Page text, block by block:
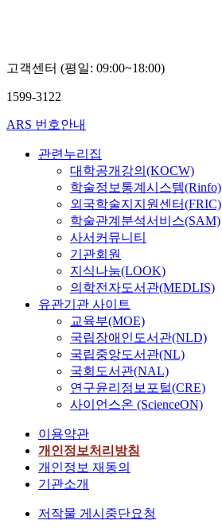
고객센터 (평일: 09:00~18:00)
1599-3122
ARS 번호안내
관련누리집
대학공개강의(KOCW)
학술정보통계시스템(Rinfo)
외국학술지지원센터(FRIC)
학술관계분석서비스(SAM)
사서커뮤니티
기관회원
지식나눔(LOOK)
의학전자도서관(MEDLIS)
유관기관 사이트
교육부(MOE)
국립장애인도서관(NLD)
국립중앙도서관(NL)
국회도서관(NAL)
연구윤리정보포털(CRE)
사이언스온 (ScienceON)
이용약관
개인정보처리방침
개인정보 재동의
기관소개
저작물 게시중단요청